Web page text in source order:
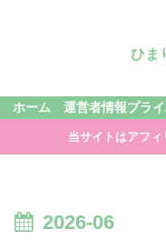
ひま
ホーム 運営者情報プラ
当サイトはアフィ
2026-06